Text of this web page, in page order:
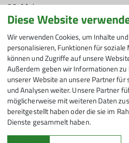
28. Mai
25. Juni
30. Juli, kein Stammtisch da
27. August,
24. September
29. Oktober
26. November
Diese Website
Wir verwenden Cookies, um Inhalte
personalisieren, Funktionen für soziale
können und Zugriffe auf unsere
Außerdem geben wir Informationen
unserer Website an unsere Partner für
und Analysen weiter. Unsere Partner
möglicherweise mit weiteren Daten
bereitgestellt haben oder die sie im
Dienste gesammelt haben.